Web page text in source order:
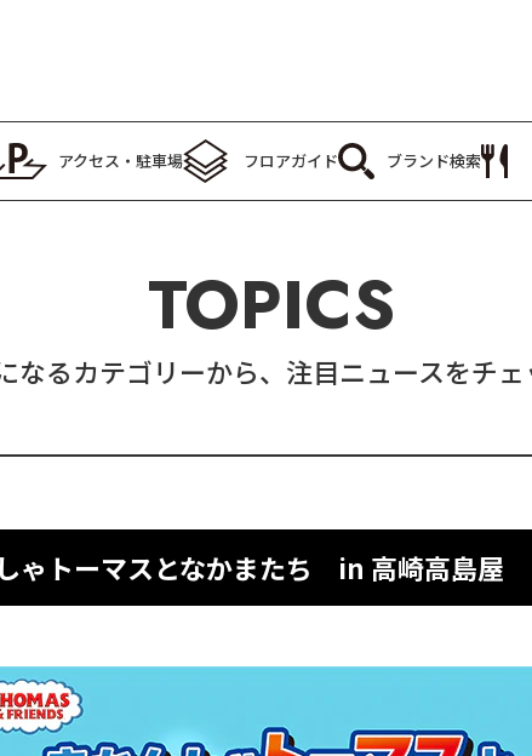
アクセス・ 駐車場 フロアガイド ブランド検索
TOPICS
なるカテゴリーから、注目ニュースをチェ
ゃトーマスとなかまたち in 高崎高島屋